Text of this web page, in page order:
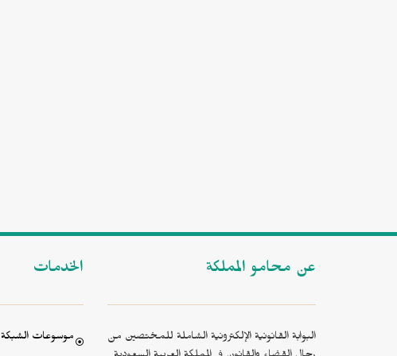
عن محامو المملكة
البوابة القانونية الإلكترونية الشاملة للمختصين من
الخدمات
موسوعات الشبكة